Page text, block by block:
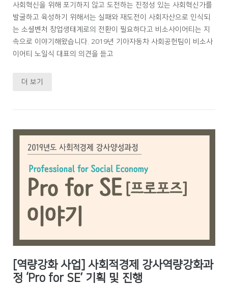
사회혁신을 위해 포기하지 않고 도전하는 진정성 있는 사회혁신가를
발굴하고 육성하기 위해서는 실패와 재도전이 사회자산으로 인식되
는 소셜벤처 창업생태계로의 전환이 필요하다고 비소사이어티는 지
속으로 이야기해왔습니다. 2019년 기아자동차 사회공헌팀이 비소사
이어티 노일식 대표의 의견을 듣고
더 보기
[역량강화 사업] 사회적경제 강사역량강화과
정 ‘Pro for SE’ 기획 및 진행